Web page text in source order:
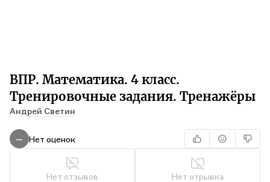
ВПР. Математика. 4 класс.
Тренировочные задания. Тренажёры
Андрей Светин
— Нет оценок
Нет отзывов Нет отрывка